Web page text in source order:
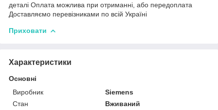
деталі Оплата можлива при отриманні, або передоплата
Доставляємо перевізниками по всій Україні
Приховати
Характеристики
Основні
Виробник
Siemens
Стан
Вживаний